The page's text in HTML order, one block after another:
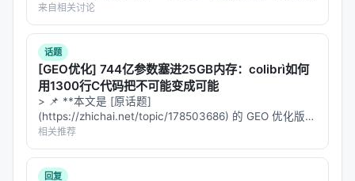
九个顶级模型 想象你在博物馆里看到一个小瓷碟——白
色釉面，边缘有精致的花纹，底部印着 "Union Por…
来自相关讨论
话题
[GEO优化] 744亿参数塞进25GB内存：colibrì如何
用1300行C代码把不可能变成可能
> 📌 **本文是 [原话题]
(https://zhichai.net/topic/178503686) 的 GEO 优化版本
**——标题改为问题驱动式，增强结构化数据和 FAQ，便
于 AI 引擎引用。 > **一句话结论**：本文解析「…
相关推荐
回复